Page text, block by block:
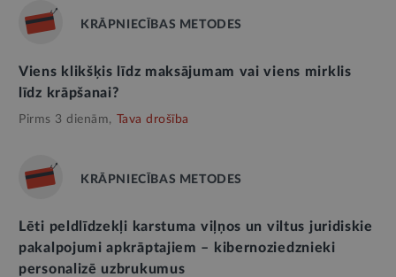
KRĀPNIECĪBAS METODES
Viens klikšķis līdz maksājumam vai viens mirklis
līdz krāpšanai?
Pirms 3 dienām, Tava drošība
KRĀPNIECĪBAS METODES
Lēti peldlīdzekļi karstuma viļņos un viltus juridiskie
pakalpojumi apkrāptajiem – kibernoziedznieki
personalizē uzbrukumus